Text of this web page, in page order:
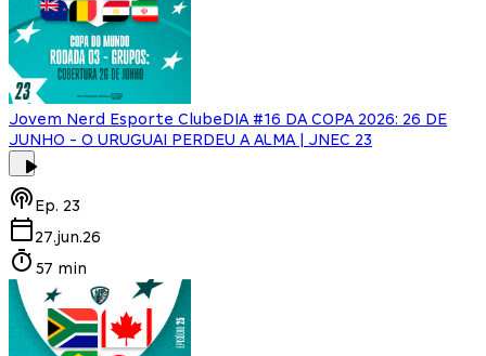
Jovem Nerd Esporte ClubeDIA #16 DA COPA 2026: 26 DE
JUNHO - O URUGUAI PERDEU A ALMA | JNEC 23
Ep. 23
27.jun.26
57 min